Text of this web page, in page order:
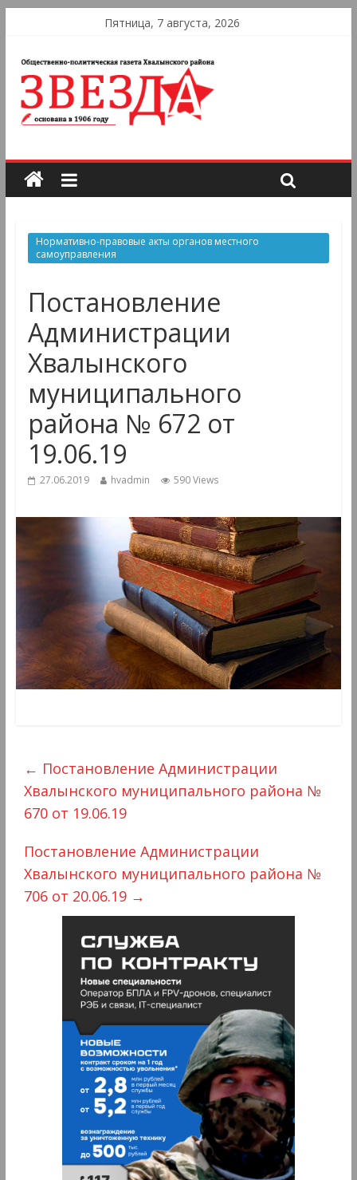
Пятница, 7 августа, 2026
Нормативно-правовые акты органов местного
самоуправления
Постановление
Администрации
Хвалынского
муниципального
района № 672 от
19.06.19
27.06.2019 hvadmin 590 Views
← Постановление Администрации
Хвалынского муниципального района №
670 от 19.06.19
Постановление Администрации
Хвалынского муниципального района №
706 от 20.06.19 →